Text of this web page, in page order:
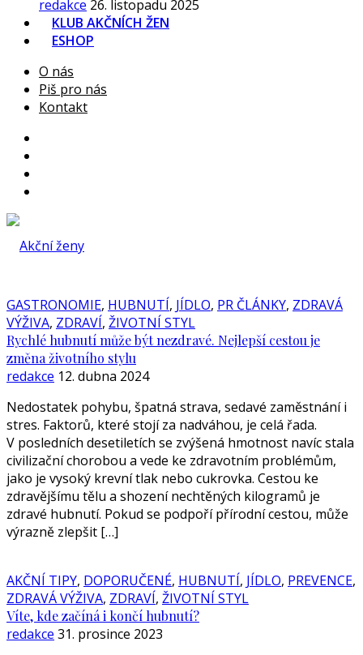
redakce 26. listopadu 2025
KLUB AKČNÍCH ŽEN
ESHOP
O nás
Piš pro nás
Kontakt
GASTRONOMIE, HUBNUTÍ, JÍDLO, PR ČLÁNKY, ZDRAVÁ
VÝŽIVA, ZDRAVÍ, ŽIVOTNÍ STYL
Rychlé hubnutí může být nezdravé. Nejlepší cestou je
změna životního stylu
redakce 12. dubna 2024
Nedostatek pohybu, špatná strava, sedavé zaměstnání i
stres. Faktorů, které stojí za nadváhou, je celá řada.
V posledních desetiletích se zvýšená hmotnost navíc stala
civilizační chorobou a vede ke zdravotním problémům,
jako je vysoký krevní tlak nebo cukrovka. Cestou ke
zdravějšímu tělu a shození nechtěných kilogramů je
zdravé hubnutí. Pokud se podpoří přírodní cestou, může
výrazně zlepšit […]
AKČNÍ TIPY, DOPORUČENÉ, HUBNUTÍ, JÍDLO, PREVENCE,
ZDRAVÁ VÝŽIVA, ZDRAVÍ, ŽIVOTNÍ STYL
Víte, kde začíná i končí hubnutí?
redakce 31. prosince 2023